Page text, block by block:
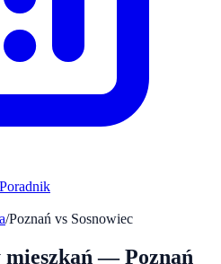
Poradnik
/Poznań vs Sosnowiec
mieszkań —Poznań